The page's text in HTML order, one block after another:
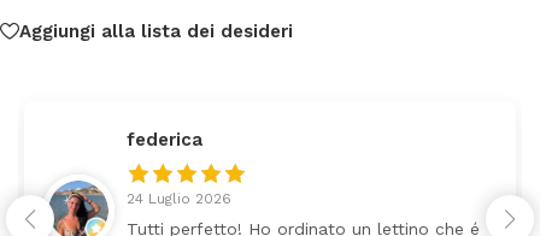
Aggiungi alla lista dei desideri
federica
24 Luglio 2026
Tutti perfetto! Ho ordinato un lettino che é